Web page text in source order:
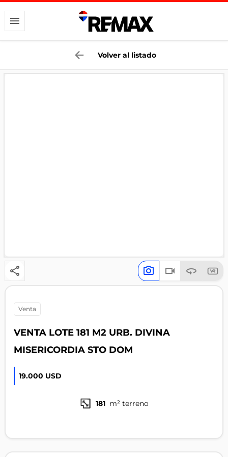
Volver al listado
venta
VENTA LOTE 181 M2 URB. DIVINA
MISERICORDIA STO DOM
19.000 USD
181 m² terreno